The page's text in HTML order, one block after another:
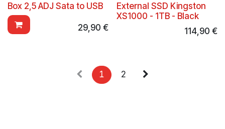
Box 2,5 ADJ Sata to USB
29,90 €
External SSD Kingston
XS1000 - 1TB - Black
114,90 €
1 2